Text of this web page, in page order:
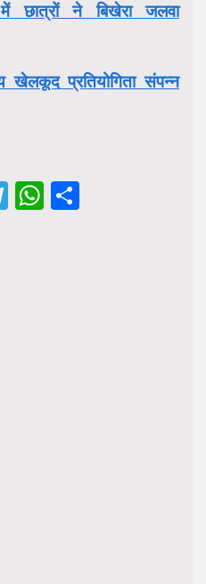
में छात्रों ने बिखेरा जलवा
खेलकूद प्रतियोगिता संपन्न
Telegram
WhatsApp